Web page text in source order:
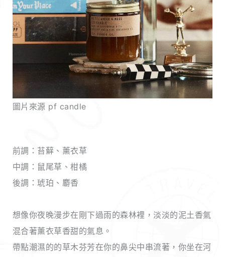
圖片來源 pf candle
前調：苔蘚、薰衣草
中調：鼠尾草、柑橘
後調：琥珀、麝香
想像你夜晚漫步在剛下過雨的森林裡，淡淡的泥土香氣
混合著薰衣草香甜的氣息。
帶點潮濕的的草木芬芳在你的鼻尖中串流著，你坐在河